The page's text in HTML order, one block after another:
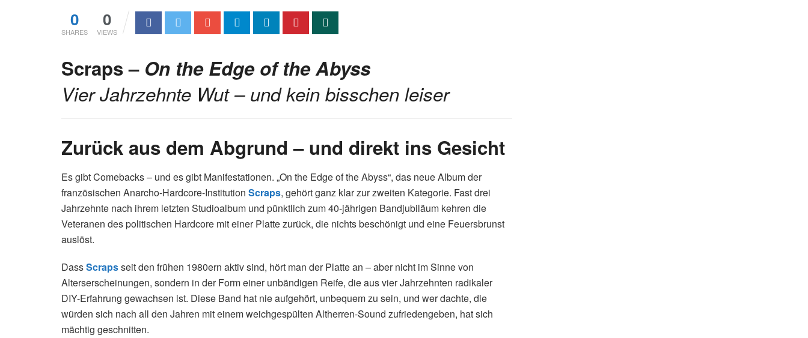
0
SHARES
0
VIEWS
Scraps – On the Edge of the Abyss
Vier Jahrzehnte Wut – und kein bisschen leiser
Zurück aus dem Abgrund – und direkt ins Gesicht
Es gibt Comebacks – und es gibt Manifestationen. „On the Edge of the Abyss“, das neue Album der
französischen Anarcho-Hardcore-Institution Scraps, gehört ganz klar zur zweiten Kategorie. Fast drei
Jahrzehnte nach ihrem letzten Studioalbum und pünktlich zum 40-jährigen Bandjubiläum kehren die
Veteranen des politischen Hardcore mit einer Platte zurück, die nichts beschönigt und eine Feuersbrunst
auslöst.
DassScrapsseit den frühen 1980ern aktiv sind, hört man der Platte an – aber nicht im Sinne von
Alterserscheinungen, sondern in der Form einer unbändigen Reife, die aus vier Jahrzehnten radikaler
DIY-Erfahrung gewachsen ist. Diese Band hat nie aufgehört, unbequem zu sein, und wer dachte, die
würden sich nach all den Jahren mit einem weichgespülten Altherren-Sound zufriedengeben, hat sich
mächtig geschnitten.